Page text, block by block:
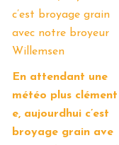
En attendant une
météo plus clément
e, aujourdhui c’est
broyage grain ave